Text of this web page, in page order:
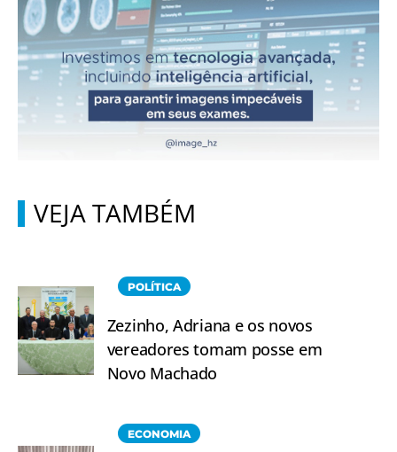
VEJA TAMBÉM
POLÍTICA
Zezinho, Adriana e os novos
vereadores tomam posse em
Novo Machado
ECONOMIA